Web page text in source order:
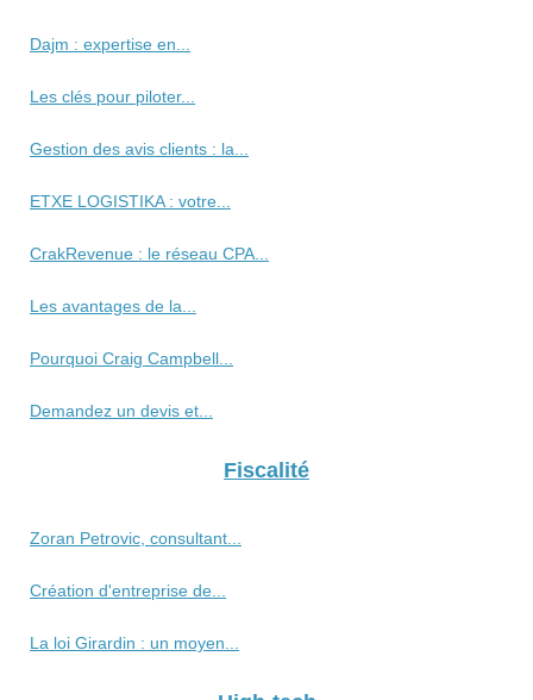
Dajm : expertise en...
Les clés pour piloter...
Gestion des avis clients : la...
ETXE LOGISTIKA : votre...
CrakRevenue : le réseau CPA...
Les avantages de la...
Pourquoi Craig Campbell...
Demandez un devis et...
Fiscalité
Zoran Petrovic, consultant...
Création d'entreprise de...
La loi Girardin : un moyen...